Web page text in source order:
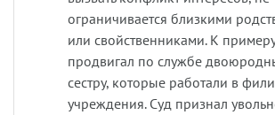
ограничивается близкими
или свойственниками. К
продвигал по службе
сестру, которые работали в
учреждения. Суд признал